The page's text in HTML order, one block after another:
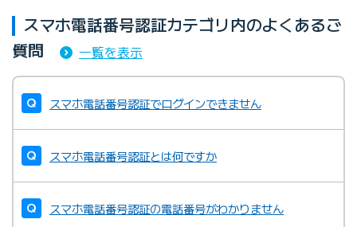
スマホ電話番号認証カテゴリ内のよくあるご
質問
一覧を表示
スマホ電話番号認証でログインできません
スマホ電話番号認証とは何ですか
スマホ電話番号認証の電話番号がわかりません